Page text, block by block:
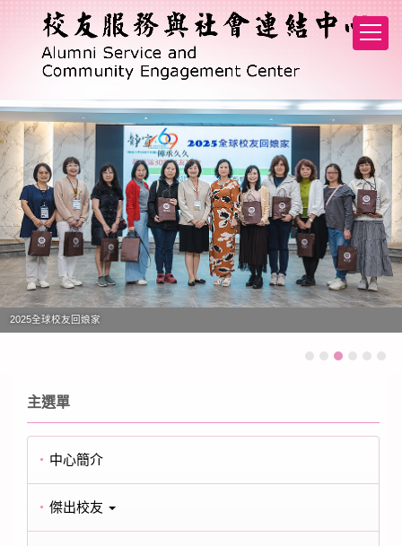
容
區
2025全球校友回娘家
主選單
中心簡介
傑出校友